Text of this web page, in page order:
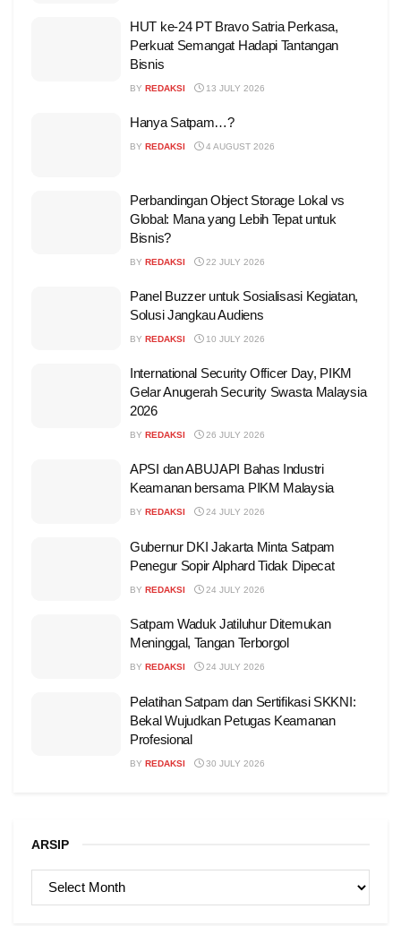
HUT ke-24 PT Bravo Satria Perkasa,
Perkuat Semangat Hadapi Tantangan
Bisnis
BY REDAKSI 13 JULY 2026
Hanya Satpam…?
BY REDAKSI 4 AUGUST 2026
Perbandingan Object Storage Lokal vs
Global: Mana yang Lebih Tepat untuk
Bisnis?
BY REDAKSI 22 JULY 2026
Panel Buzzer untuk Sosialisasi Kegiatan,
Solusi Jangkau Audiens
BY REDAKSI 10 JULY 2026
International Security Officer Day, PIKM
Gelar Anugerah Security Swasta Malaysia
2026
BY REDAKSI 26 JULY 2026
APSI dan ABUJAPI Bahas Industri
Keamanan bersama PIKM Malaysia
BY REDAKSI 24 JULY 2026
Gubernur DKI Jakarta Minta Satpam
Penegur Sopir Alphard Tidak Dipecat
BY REDAKSI 24 JULY 2026
Satpam Waduk Jatiluhur Ditemukan
Meninggal, Tangan Terborgol
BY REDAKSI 24 JULY 2026
Pelatihan Satpam dan Sertifikasi SKKNI:
Bekal Wujudkan Petugas Keamanan
Profesional
BY REDAKSI 30 JULY 2026
ARSIP
ARSIP